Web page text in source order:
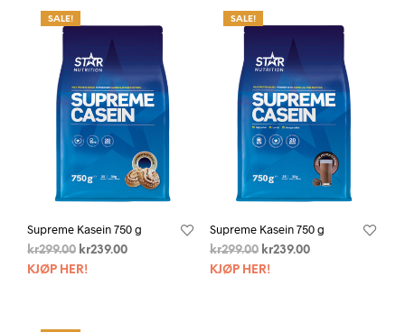
SALE!
Supreme Kasein 750 g
kr299.00 kr239.00
KJØP HER!
SALE!
Supreme Kasein 750 g
kr299.00 kr239.00
KJØP HER!